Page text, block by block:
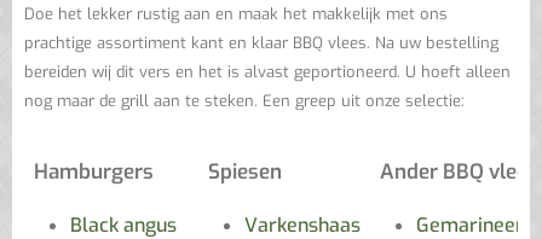
Doe het lekker rustig aan en maak het makkelijk met ons
prachtige assortiment kant en klaar BBQ vlees. Na uw bestelling
bereiden wij dit vers en het is alvast geportioneerd. U hoeft alleen
nog maar de grill aan te steken. Een greep uit onze selectie:
Hamburgers
Black angus
Spiesen
Varkenshaas
Ander BBQ vlees